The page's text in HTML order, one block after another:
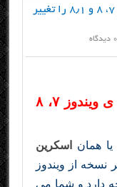
چگونه تنظیمات محافظ صفحه ی ویندوز ۷، ۸ و ۸٫۱ را تغییر
0 دیدگاه
چگونه تنظیمات محافظ صفحه ی ویندوز ۷، ۸
همان اسکرین
از ویندوز
دارد و شما می